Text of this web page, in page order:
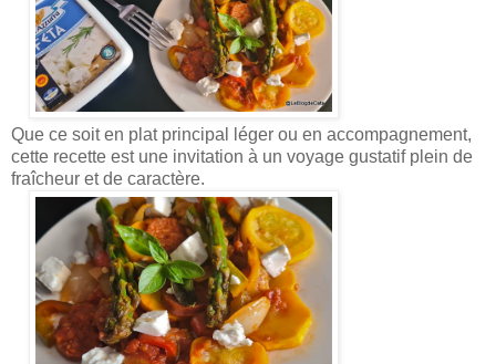
Que ce soit en plat principal léger ou en accompagnement,
cette recette est une invitation à un voyage gustatif plein de
fraîcheur et de caractère.